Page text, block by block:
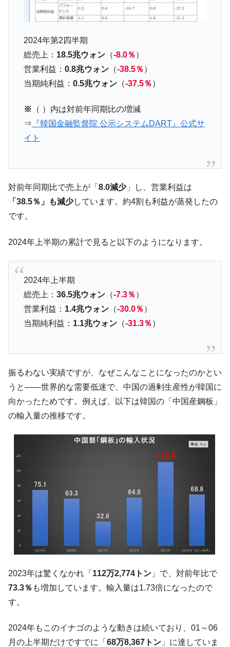
『Money1』
【韓国の外貨準備】2026年07月は4,279億ド
ル。外平債の発行「19.4億ドル」
『Money1』
韓国「ここは北朝鮮なのか。選管がサーバ
ーにウソのデータを入力したのは明白だ」
『Money1』
韓国･李在明さっそく不動産対策で浅薄な発
言。
だ。
『Money1』
『韓国銀行』が「金の保有量を増やしま
す」⇒「金を経由するドル入手」手段ではないのか？
『Money1』
韓国･帰ってきた李在明。李在明を支持しな
い「50.5％」に上昇
た ⇒ 国家が行った恐るべき株価操作であり、空前の国政壟
韓国･警察職員が「丸刈りになって抗議活
動」
『Money1』
中国だけが鉄鋼輸出を異常増加させる ⇒ 中
国の過剰生産が世界を蝕む。
『Money1』
韓国製造業「半導体絶好調」のウラで他業
種は全般的「不調」⇒ PSIが示す現況は決して良くない。
韓国型イージス搭載の次世代駆逐艦
「KDDX」1番艦、2032年竣工と公示
『Money1』
【対日本円】ウォン安が急進！ 日米の協調
に韓国がいっちょがみしたのでは。
『Money1』
韓国政府『BYD』車への補助金を全廃 ⇒ 実
は韓国で『BYD』車は売れている。6カ月で対前年同期比
1.9倍！
く空港に詰めかけ「出て行け！」「極右勢力」のプラカー
ドを掲げる「在韓反米勢力」
『Money1』
韓国政府「2035年までに18.4GW規模のAIデ
『Money1』
JPモルガン「韓国レバレッジETFの清算は
ほぼ終わった」
『Money1』
韓国『国民年金公団』株価暴落で200兆蒸
発。
Fact1
Fact1
夏の甲子園、優勝校を最も多く輩出している都道
府県とは？
2024年第2四半期
総売上： 18.5兆ウォン（-8.0％ ）
営業利益： 0.8兆ウォン（-38.5％ ）
当期純利益： 0.5兆ウォン（-37.5％ ）
※ （ ）内は対前年同期比の増減
⇒ 『韓国金融監督院 公示システムDART』公式サ
イト
対前年同期比で売上が「 8.0減少」し、営業利益は
「38.5％」も減少しています。約4割も利益が蒸発したの
です。
2024年上半期の累計で見ると以下のようになります。
2024年上半期
総売上： 36.5兆ウォン（-7.3％ ）
営業利益： 1.4兆ウォン（-30.0％ ）
当期純利益： 1.1兆ウォン（-31.3％ ）
振るわない実績ですが、なぜこんなことになったのかとい
うと――世界的な需要低迷で、中国の過剰生産性が韓国に
向かったためです。例えば、以下は韓国の「中国産鋼板」
の輸入量の推移です。
2023年は驚くなかれ「 112万2,774トン 」で、対前年比で
73.3％ も増加しています。輸入量は1.73倍になったので
す。
2024年もこのイナゴのような動きは続いており、01～06
月の上半期だけですでに「 68万8,367トン 」に達していま